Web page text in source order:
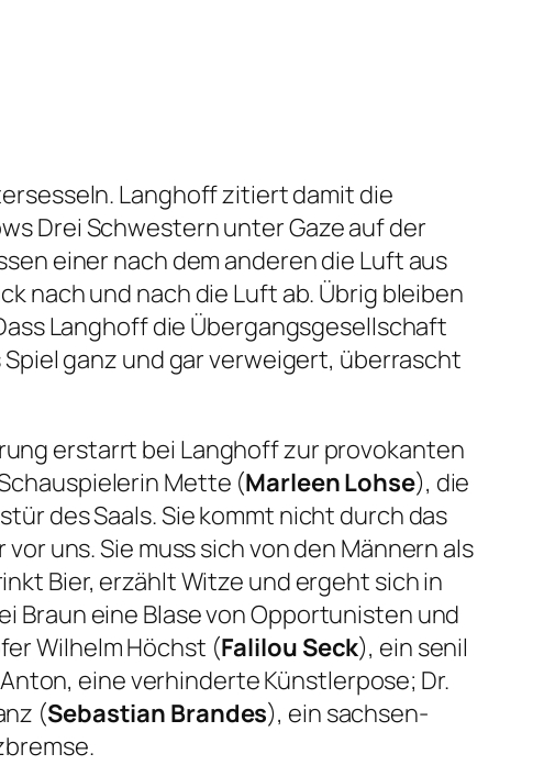
Langhoff zitiert damit die
Drei Schwestern unter Gaze auf der
einer nach dem anderen die Luft aus
nach und nach die Luft ab. Übrig bleiben
Langhoff die Übergangsgesellschaft
ganz und gar verweigert, überrascht
erstarrt bei Langhoff zur provokanten
Mette (Marleen Lohse), die
des Saals. Sie kommt nicht durch das
uns. Sie muss sich von den Männern als
Bier, erzählt Witze und ergeht sich in
Braun eine Blase von Opportunisten und
Wilhelm Höchst (Falilou Seck), ein senil
eine verhinderte Künstlerpose; Dr.
(Sebastian Brandes), ein sachsen-